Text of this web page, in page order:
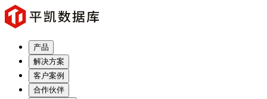
产品
解决方案
客户案例
合作伙伴